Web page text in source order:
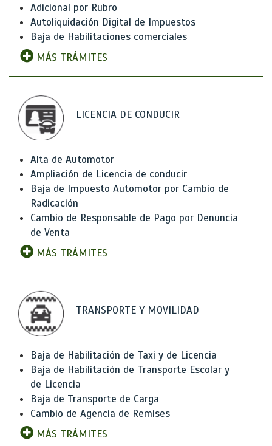
Adicional por Rubro
Autoliquidación Digital de Impuestos
Baja de Habilitaciones comerciales
MÁS TRÁMITES
LICENCIA DE CONDUCIR
Alta de Automotor
Ampliación de Licencia de conducir
Baja de Impuesto Automotor por Cambio de
Radicación
Cambio de Responsable de Pago por Denuncia
de Venta
MÁS TRÁMITES
TRANSPORTE Y MOVILIDAD
Baja de Habilitación de Taxi y de Licencia
Baja de Habilitación de Transporte Escolar y
de Licencia
Baja de Transporte de Carga
Cambio de Agencia de Remises
MÁS TRÁMITES